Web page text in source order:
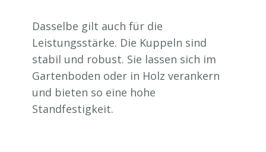
Dasselbe gilt auch für die
Leistungsstärke. Die Kuppeln sind
stabil und robust. Sie lassen sich im
Gartenboden oder in Holz verankern
und bieten so eine hohe
Standfestigkeit.